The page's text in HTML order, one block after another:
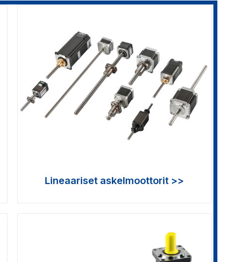
Lineaariset askelmoottorit >>